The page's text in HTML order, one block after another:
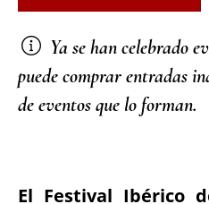
Ya se han celebrado
puede comprar entradas
de eventos que lo forman.